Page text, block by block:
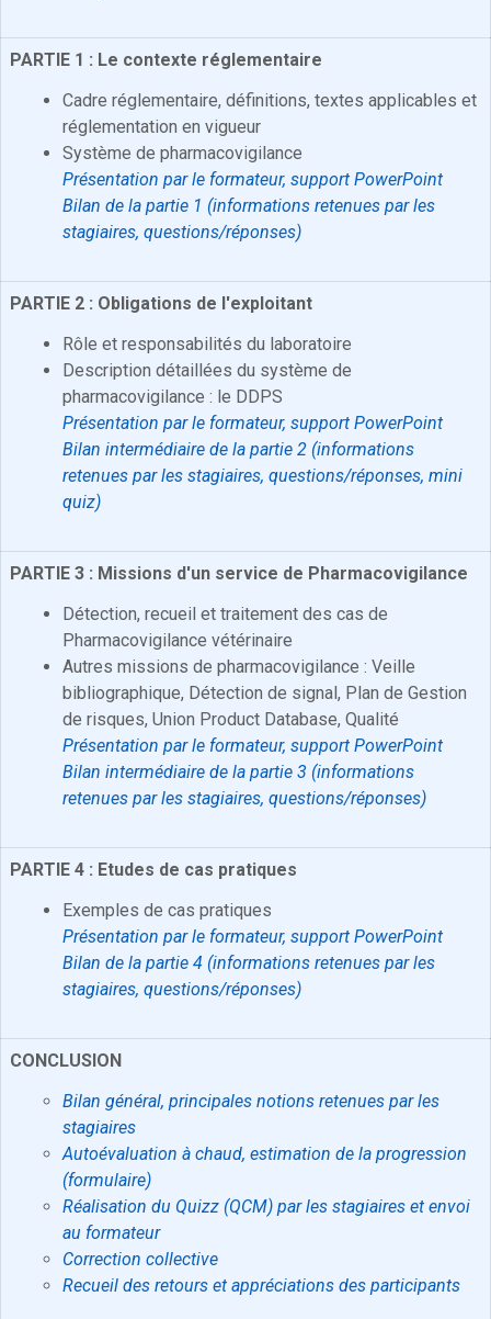
PARTIE 1 : Le contexte réglementaire
Cadre réglementaire, définitions, textes applicables et
réglementation en vigueur
Système de pharmacovigilance
Présentation par le formateur, support PowerPoint
Bilan de la partie 1 (informations retenues par les
stagiaires, questions/réponses)
PARTIE 2 : Obligations de l'exploitant
Rôle et responsabilités du laboratoire
Description détaillées du système de
pharmacovigilance : le DDPS
Présentation par le formateur, support PowerPoint
Bilan intermédiaire de la partie 2 (informations
retenues par les stagiaires, questions/réponses, mini
quiz)
PARTIE 3 : Missions d'un service de Pharmacovigilance
Détection, recueil et traitement des cas de
Pharmacovigilance vétérinaire
Autres missions de pharmacovigilance : Veille
bibliographique, Détection de signal, Plan de Gestion
de risques, Union Product Database, Qualité
Présentation par le formateur, support PowerPoint
Bilan intermédiaire de la partie 3 (informations
retenues par les stagiaires, questions/réponses)
PARTIE 4 : Etudes de cas pratiques
Exemples de cas pratiques
Présentation par le formateur, support PowerPoint
Bilan de la partie 4 (informations retenues par les
stagiaires, questions/réponses)
CONCLUSION
Bilan général, principales notions retenues par les
stagiaires
Autoévaluation à chaud, estimation de la progression
(formulaire)
Réalisation du Quizz (QCM) par les stagiaires et envoi
au formateur
Correction collective
Recueil des retours et appréciations des participants